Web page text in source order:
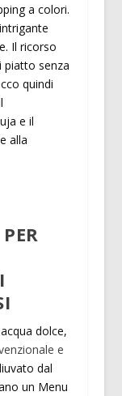
a colori.
Il ricorso
piatto senza
quindi
e il
alla
dolce,
e
dal
un Menu